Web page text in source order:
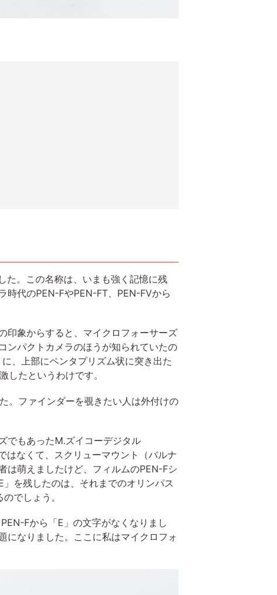
た。この名称は、いまも強く記憶に残
時代のPEN-FやPEN-FT、PEN-FVから
印象からすると、マイクロフォーサーズ
ンパクトカメラのほうが知られていたの
、上部にペンタプリズム状に突き出た
激したというわけです。
。ファインダーを覗きたい人は外付けの
でもあったM.ズイコーデジタル
はなくて、スクリューマウント（バルナ
は萌えましたけど、フィルムのPEN-Fシ
を残したのは、それまでのオリンパス
のでしょう。
Fから「E」の文字がなくなりまし
になりました。ここに私はマイクロフォ